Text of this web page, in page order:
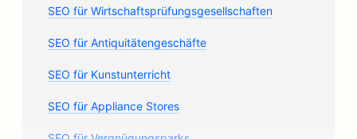
SEO für Wirtschaftsprüfungsgesellschaften
SEO für Antiquitätengeschäfte
SEO für Kunstunterricht
SEO für Appliance Stores